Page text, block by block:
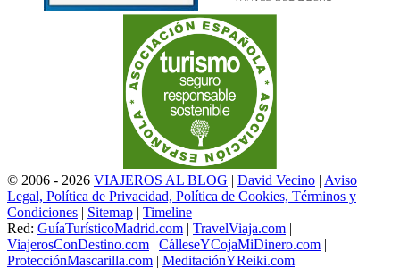
© 2006 - 2026 VIAJEROS AL BLOG | David Vecino | Aviso
Legal, Política de Privacidad, Política de Cookies, Términos y
Condiciones | Sitemap | Timeline
Red: GuíaTurísticoMadrid.com | TravelViaja.com |
ViajerosConDestino.com | CálleseYCojaMiDinero.com |
ProtecciónMascarilla.com | MeditaciónYReiki.com